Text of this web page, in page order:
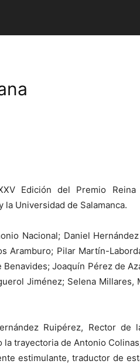
Edición del Premio Reina
Universidad de Salamanca.
Nacional; Daniel
Aramburo; Pilar Martín-
Joaquín Pérez de
Jiménez; Selena Millares,
Ruipérez, Rector de
trayectoria de Antonio
estimulante, traductor de